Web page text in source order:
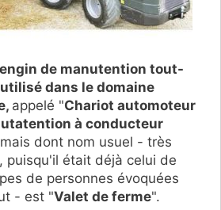
de manutention tout-
dans le domaine
appelé "Chariot automoteur
à conducteur
dont nom usuel - très
puisqu'il était déjà celui de
de personnes évoquées
- est "Valet de ferme".